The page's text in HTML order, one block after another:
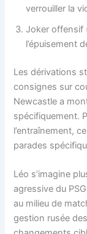
verrouiller la
Joker offensif
l’épuisement
Les dérivations
consignes sur
Newcastle a
spécifiquement.
l’entraînement,
parades
Léo s’imagine
agressive du
au milieu de
gestion rusée